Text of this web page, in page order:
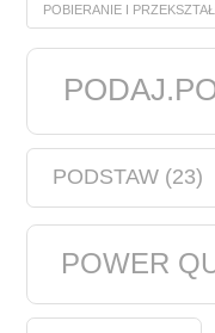
POBIERANIE I
PODSTAW(23)
POWER